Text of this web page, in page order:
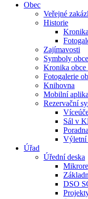
Obec
Veřejné
Historie
Zajímavosti
Symboly obce
Kronika obce
Fotogalerie
Knihovna
Mobilní
Rezervační
Sál v
Výletní
Úřad
Úřední deska
DSO